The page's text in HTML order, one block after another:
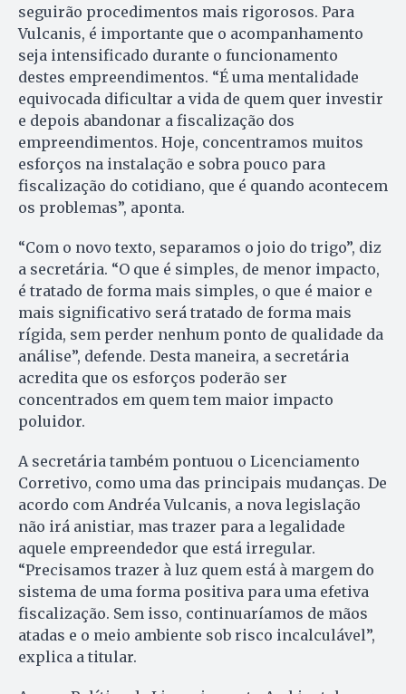
seguirão procedimentos mais rigorosos. Para
Vulcanis, é importante que o acompanhamento
seja intensificado durante o funcionamento
destes empreendimentos. “É uma mentalidade
equivocada dificultar a vida de quem quer investir
e depois abandonar a fiscalização dos
empreendimentos. Hoje, concentramos muitos
esforços na instalação e sobra pouco para
fiscalização do cotidiano, que é quando acontecem
os problemas”, aponta.
“Com o novo texto, separamos o joio do trigo”, diz
a secretária. “O que é simples, de menor impacto,
é tratado de forma mais simples, o que é maior e
mais significativo será tratado de forma mais
rígida, sem perder nenhum ponto de qualidade da
análise”, defende. Desta maneira, a secretária
acredita que os esforços poderão ser
concentrados em quem tem maior impacto
poluidor.
A secretária também pontuou o Licenciamento
Corretivo, como uma das principais mudanças. De
acordo com Andréa Vulcanis, a nova legislação
não irá anistiar, mas trazer para a legalidade
aquele empreendedor que está irregular.
“Precisamos trazer à luz quem está à margem do
sistema de uma forma positiva para uma efetiva
fiscalização. Sem isso, continuaríamos de mãos
atadas e o meio ambiente sob risco incalculável”,
explica a titular.